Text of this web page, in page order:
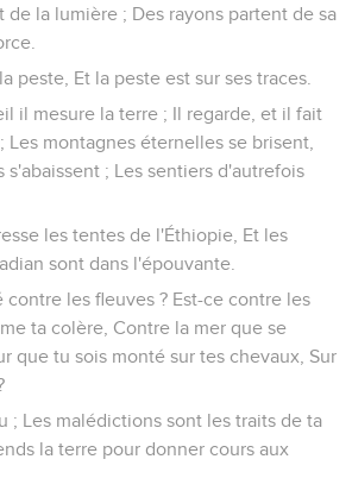
de la lumière ; Des rayons partent de sa
peste, Et la peste est sur ses traces.
il mesure la terre ; Il regarde, et il fait
Les montagnes éternelles se brisent,
s'abaissent ; Les sentiers d'autrefois
les tentes de l'Éthiopie, Et les
sont dans l'épouvante.
contre les fleuves ? Est-ce contre les
ta colère, Contre la mer que se
que tu sois monté sur tes chevaux, Sur
; Les malédictions sont les traits de ta
la terre pour donner cours aux